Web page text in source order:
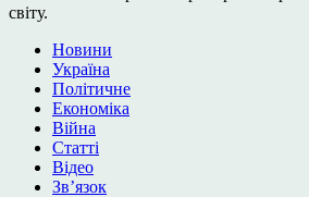
світу.
Новини
Україна
Політичне
Економіка
Війна
Статті
Відео
Зв’язок